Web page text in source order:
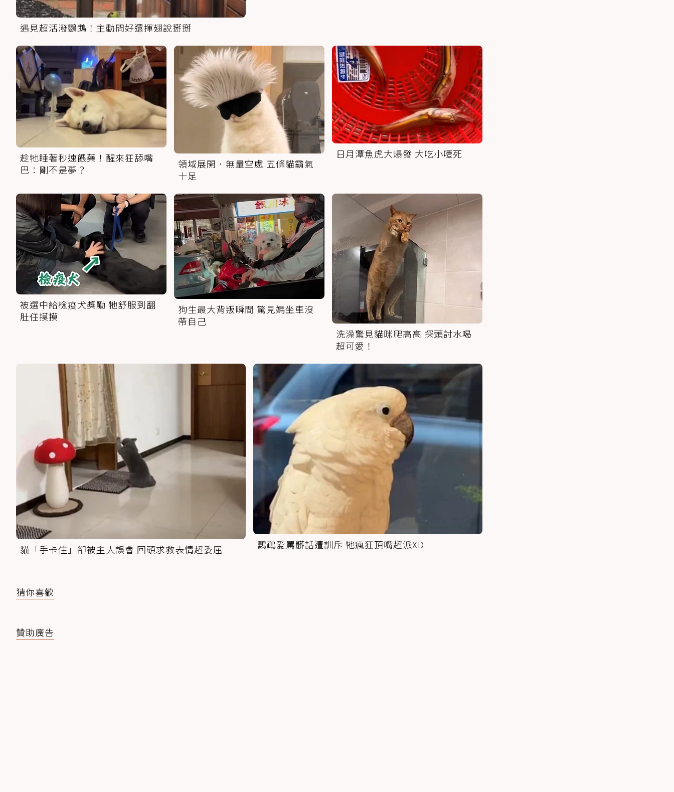
遇見超活潑鸚鵡！主動問好還揮翅說掰掰
趁牠睡著秒速餵藥！醒來狂舔嘴
巴：剛不是夢？
領域展開．無量空處 五條貓霸氣
十足
日月潭魚虎大爆發 大吃小噎死
被選中給檢疫犬獎勵 牠舒服到翻
肚任摸摸
狗生最大背叛瞬間 驚見媽坐車沒
帶自己
洗澡驚見貓咪爬高高 探頭討水喝
超可愛！
貓「手卡住」卻被主人誤會 回頭求救表情超委屈 鸚鵡愛罵髒話遭訓斥 牠瘋狂頂嘴超派XD
猜你喜歡
贊助廣告